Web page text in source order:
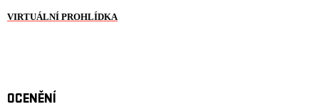
VIRTUÁLNÍ PROHLÍDKA
OCENĚNÍ